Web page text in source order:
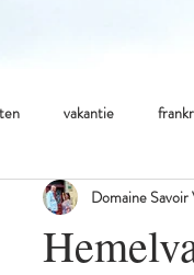
vakantie
van de massa familie
Domaine Savoir